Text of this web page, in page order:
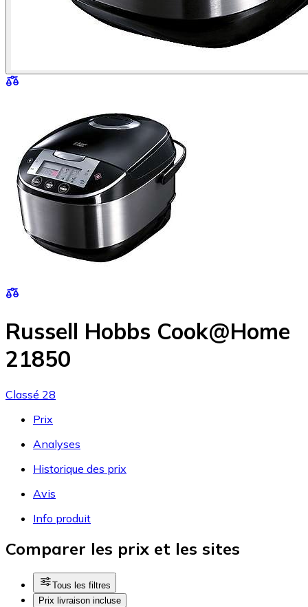
Russell Hobbs Cook@Home
21850
Classé 28
Prix
Analyses
Historique des prix
Avis
Info produit
Comparer les prix et les sites
Tous les filtres
Prix livraison incluse